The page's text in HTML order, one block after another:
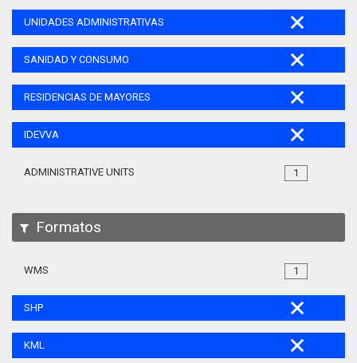
UNIDADES ADMINISTRATIVAS
SANIDAD Y CONSUMO
RESIDENCIAS DE MAYORES
IDEVVA
1
ADMINISTRATIVE UNITS
Formatos
1
WMS
SHP
KML